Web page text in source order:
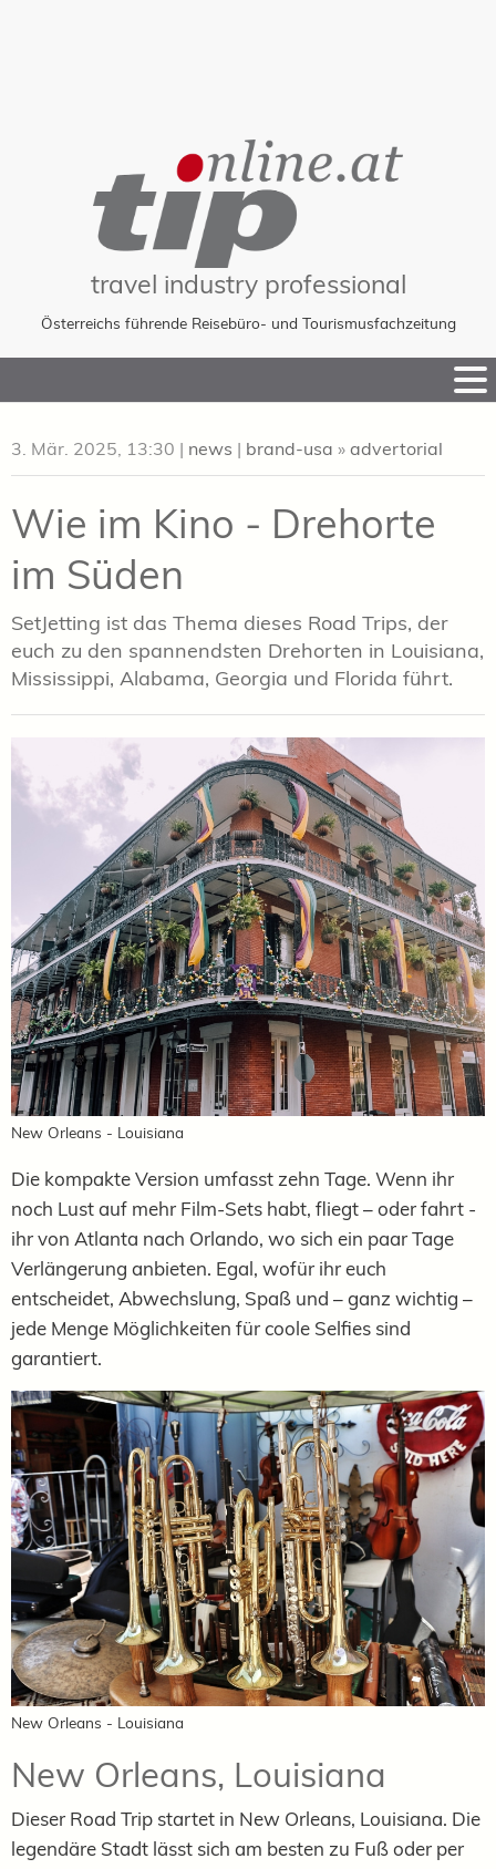
travel industry professional
Österreichs führende Reisebüro- und Tourismusfachzeitung
to
3. Mär. 2025, 13:30 | news | brand-usa » advertorial
Wie im Kino - Drehorte
im Süden
SetJetting ist das Thema dieses Road Trips, der
euch zu den spannendsten Drehorten in Louisiana,
Mississippi, Alabama, Georgia und Florida führt.
New Orleans - Louisiana
Die kompakte Version umfasst zehn Tage. Wenn ihr
noch Lust auf mehr Film-Sets habt, fliegt – oder fahrt -
ihr von Atlanta nach Orlando, wo sich ein paar Tage
Verlängerung anbieten. Egal, wofür ihr euch
entscheidet, Abwechslung, Spaß und – ganz wichtig –
jede Menge Möglichkeiten für coole Selfies sind
garantiert.
New Orleans - Louisiana
New Orleans, Louisiana
Dieser Road Trip startet in New Orleans, Louisiana. Die
legendäre Stadt lässt sich am besten zu Fuß oder per